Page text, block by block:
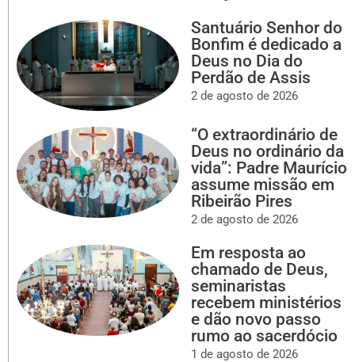
Santuário Senhor do
Bonfim é dedicado a
Deus no Dia do
Perdão de Assis
2 de agosto de 2026
“O extraordinário de
Deus no ordinário da
vida”: Padre Maurício
assume missão em
Ribeirão Pires
2 de agosto de 2026
Em resposta ao
chamado de Deus,
seminaristas
recebem ministérios
e dão novo passo
rumo ao sacerdócio
1 de agosto de 2026